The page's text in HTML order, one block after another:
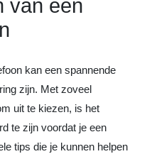
van een
kan een spannende
zijn. Met zoveel
uit te kiezen, is het
te zijn voordat je een
tips die je kunnen helpen